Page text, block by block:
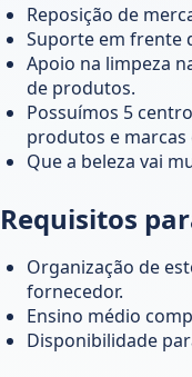
Reposição de
Suporte em frente
Apoio na limpeza
de produtos.
Possuímos 5
produtos e marcas
Que a beleza vai
Requisitos
Organização de
fornecedor.
Ensino médio
Disponibilidade